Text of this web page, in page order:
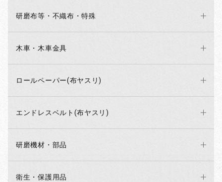
研磨布等・不織布・特殊
木車・木車金具
ロールペーパー(布ヤスリ)
エンドレスベルト(布ヤスリ)
研磨機材・部品
衛生・保護用品
お買い物を続ける カートへ進む